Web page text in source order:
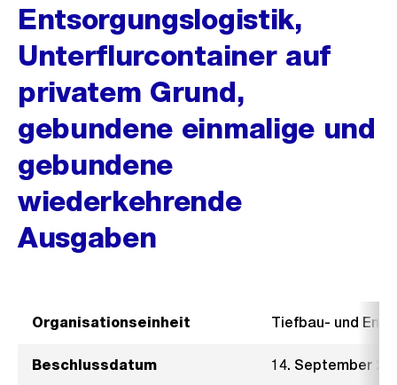
Entsorgungslogistik,
Unterflurcontainer auf
privatem Grund,
gebundene einmalige und
gebundene
wiederkehrende
Ausgaben
Organisationseinheit Tiefbau- und
Beschlussdatum 14. September